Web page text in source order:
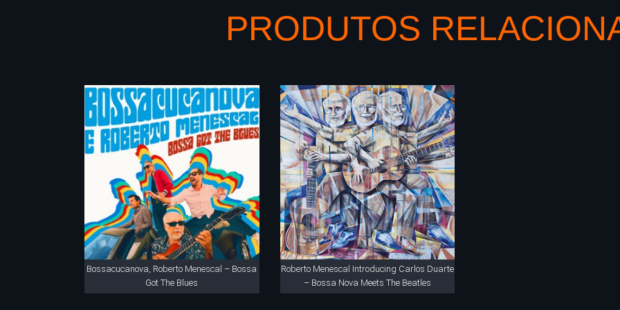
PRODUTOS
Bossacucanova, Roberto Menescal – Bossa
Got The Blues
Roberto Menescal Introducing Carlos Duarte
– Bossa Nova Meets The Beatles